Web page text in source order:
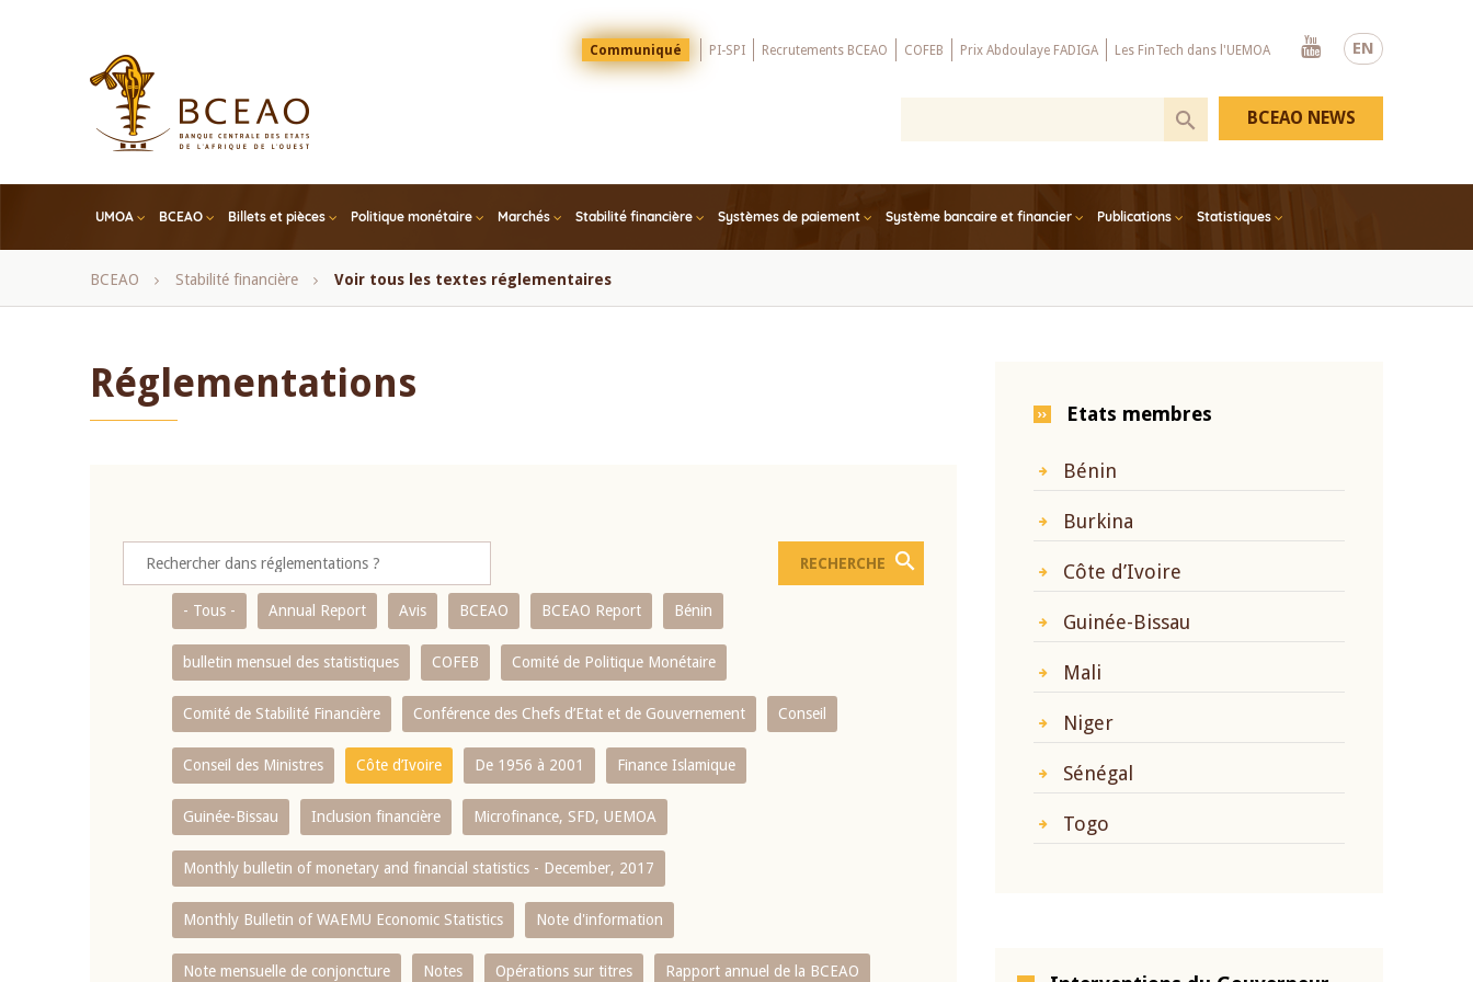
EN
Menu
Top
Communiqué PI-SPI Recrutements BCEAO COFEB Prix Abdoulaye FADIGA Les FinTech dans l'UEMOA
Youtube
UMOA BCEAO Billets et pièces Politique monétaire Marchés Stabilité financière Systèmes de paiement Système bancaire et financier Publications Statistiques
BCEAO NEWS
Fil
BCEAO Stabilité financière Voir tous les textes réglementaires
Réglementations
- Tous - Annual Report Avis BCEAO BCEAO Report Bénin
bulletin mensuel des statistiques COFEB Comité de Politique Monétaire
Comité de Stabilité Financière Conférence des Chefs d’Etat et de Gouvernement Conseil
Conseil des Ministres Côte d’Ivoire De 1956 à 2001 Finance Islamique
Guinée-Bissau Inclusion financière Microfinance, SFD, UEMOA
Monthly bulletin of monetary and financial statistics - December, 2017
Monthly Bulletin of WAEMU Economic Statistics Note d'information
Note mensuelle de conjoncture Notes Opérations sur titres Rapport annuel de la BCEAO
Etats membres
Bénin
Burkina
Côte d’Ivoire
Guinée-Bissau
Mali
Niger
Sénégal
Togo